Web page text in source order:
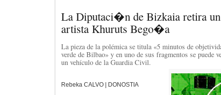
La Diputaci�n de Bizkaia retira
artista Khuruts Bego�a
La pieza de la polémica se titula «5 minutos de
verde de Bilbao» y en uno de sus fragmentos se puede
un vehículo de la Guardia Civil.
Rebeka CALVO | DONOSTIA